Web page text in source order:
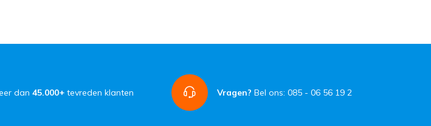
dan 45.000+ tevreden klanten Vragen? Bel ons: 085 - 06 56 19 2